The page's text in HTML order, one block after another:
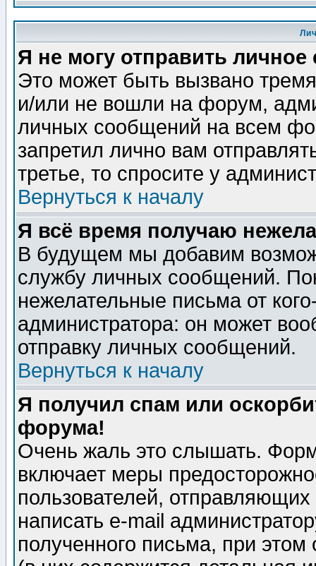
Я не могу отправить
Это может быть вызвано
и/или не вошли на форум,
личных сообщений на всем
запретил лично вам
третье, то спросите у
Вернуться к началу
Я всё время получаю
В будущем мы добавим
службу личных сообщений.
нежелательные письма от
администратора: он может
отправку личных сообщений.
Вернуться к началу
Я получил спам или
форума!
Очень жаль это слышать.
включает меры
пользователей,
написать e-mail
полученного письма, при этом